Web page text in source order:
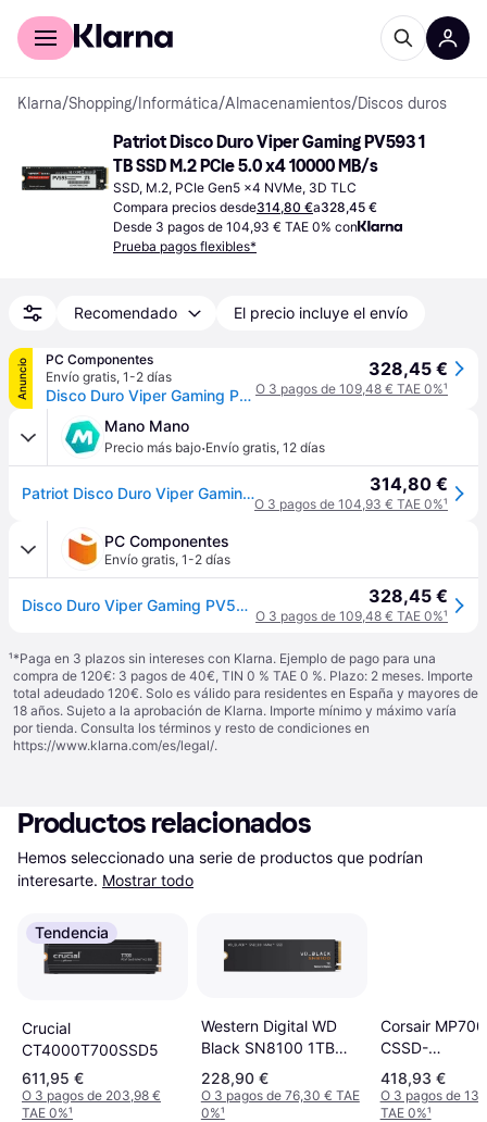
Comprar con Klarna
Klarna/Shopping/ Informática/Almacenamientos/Discos duros
Patriot Disco Duro Viper Gaming PV593 1
TB SSD M.2 PCIe 5.0 x4 10000 MB/s
SSD, M.2, PCIe Gen5 x4 NVMe, 3D TLC
Compara precios desde314,80 €a328,45 €
Desde 3 pagos de 104,93 € TAE 0% con
Prueba pagos flexibles*
Recomendado El precio incluye el envío
Anuncio
PC Componentes
Envío gratis, 1-2 días
Disco Duro Viper Gaming PV593 1 TB SSD M.2 PCIe 5.0 x4 10000 MB/s Sin Disipador
328,45 €
O 3 pagos de 109,48 € TAE 0%¹
Mano Mano
Precio más bajo·Envío gratis, 12 días
Patriot Disco Duro Viper Gaming Pv593 1 Tb Ssd M.2 Pcie 5.0 X4 10000 Mb/s Sin Disipador 314,80 €
O 3 pagos de 104,93 € TAE 0%¹
PC Componentes
Envío gratis, 1-2 días
Disco Duro Viper Gaming PV593 1 TB SSD M.2 PCIe 5.0 x4 10000 MB/s Sin Disipador 328,45 €
O 3 pagos de 109,48 € TAE 0%¹
¹*Paga en 3 plazos sin intereses con Klarna. Ejemplo de pago para una
compra de 120€: 3 pagos de 40€, TIN 0 % TAE 0 %. Plazo: 2 meses. Importe
total adeudado 120€. Solo es válido para residentes en España y mayores de
18 años. Sujeto a la aprobación de Klarna. Importe mínimo y máximo varía
por tienda. Consulta los términos y resto de condiciones en
https://www.klarna.com/es/legal/.
Productos relacionados
Hemos seleccionado una serie de productos que podrían
interesarte. Mostrar todo
Tendencia
Crucial
CT4000T700SSD5
611,95 €
O 3 pagos de 203,98 €
TAE 0%¹
Western Digital WD
Black SN8100 1TB
M.2 NVMe Bare Drive
228,90 €
O 3 pagos de 76,30 € TAE
0%¹
Corsair
CSSD-
2TB
418,93 €
O 3 pagos de
TAE 0%¹